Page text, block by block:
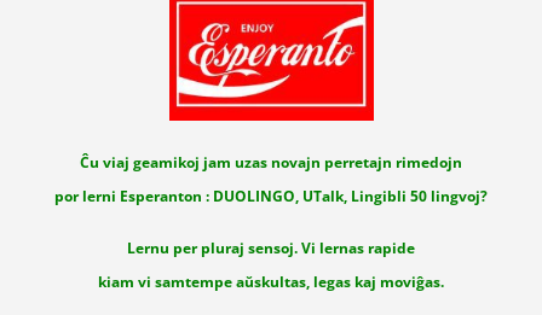
Ĉu viaj geamikoj jam uzas novajn perretajn rimedojn
por lerni Esperanton : DUOLINGO, UTalk, Lingibli 50 lingvoj?
Lernu per pluraj sensoj. Vi lernas rapide
kiam vi samtempe aŭskultas, legas kaj moviĝas.